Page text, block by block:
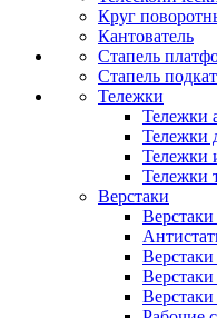
Круг
Кантователь
Стапель
Стапель
Тележки
Тележки
Тележки
Тележки
Тележки
Верстаки